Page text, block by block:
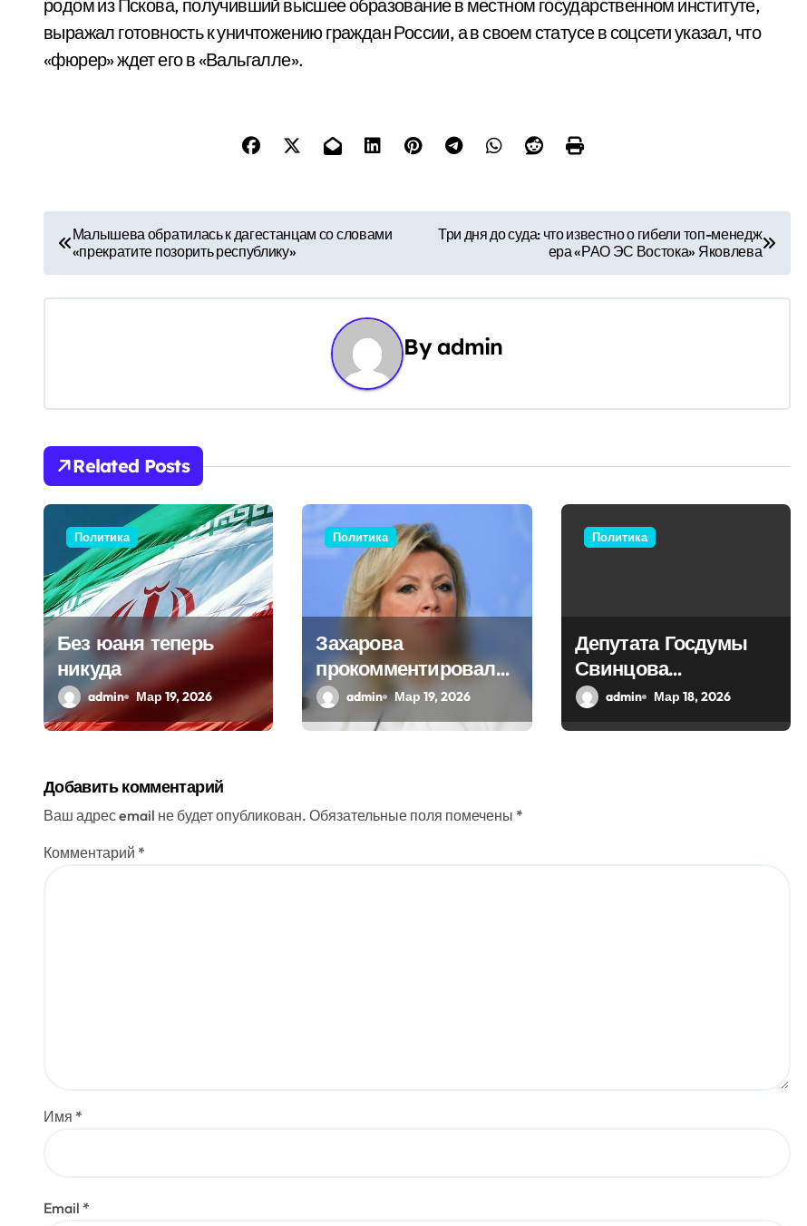
родом из Пскова, получивший высшее образование в местном государственном институте,
выражал готовность к уничтожению граждан России, а в своем статусе в соцсети указал, что
«фюрер» ждет его в «Вальгалле».
а
в
а
ц
и
п
о
з
а
п
с
я
м
Малышева обратилась к дагестанцам со словами
«прекратите позорить республику»
Три дня до суда: что известно о гибели топ-менедж
ера «РАО ЭС Востока» Яковлева
Byadmin
Related Posts
Политика
Без юаня теперь
никуда
admin Мар 19, 2026
Политика
Захарова
прокомментировала
выдачу российского
археолога Бутягина
admin Мар 19, 2026
Политика
Депутата Госдумы
Свинцова
исключили из ЛДПР
admin Мар 18, 2026
Добавить комментарий
Ваш адрес email не будет опубликован. Обязательные поля помечены *
Комментарий *
Имя *
Email *